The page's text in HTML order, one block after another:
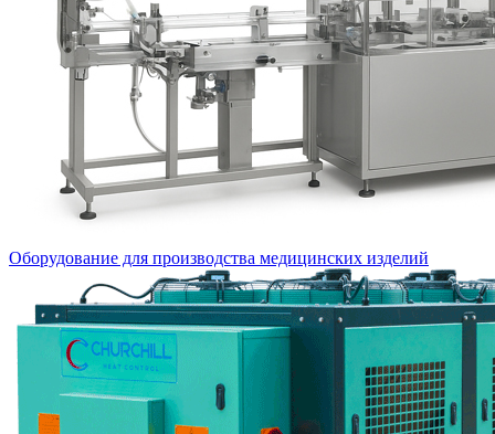
Оборудование для производства медицинских изделий